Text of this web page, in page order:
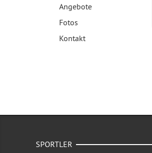
Angebote
Fotos
Kontakt
SPORTLER